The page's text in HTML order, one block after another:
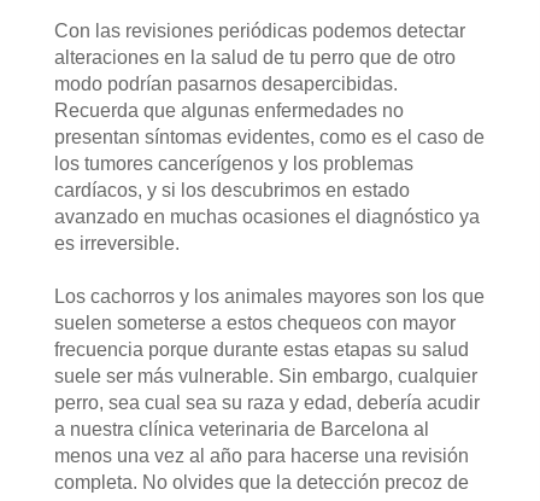
Con las revisiones periódicas podemos detectar
alteraciones en la salud de tu perro que de otro
modo podrían pasarnos desapercibidas.
Recuerda que algunas enfermedades no
presentan síntomas evidentes, como es el caso de
los tumores cancerígenos y los problemas
cardíacos, y si los descubrimos en estado
avanzado en muchas ocasiones el diagnóstico ya
es irreversible.
Los cachorros y los animales mayores son los que
suelen someterse a estos chequeos con mayor
frecuencia porque durante estas etapas su salud
suele ser más vulnerable. Sin embargo, cualquier
perro, sea cual sea su raza y edad, debería acudir
a nuestra clínica veterinaria de Barcelona al
menos una vez al año para hacerse una revisión
completa. No olvides que la detección precoz de